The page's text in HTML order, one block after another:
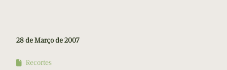
28 de Março de 2007
Recortes